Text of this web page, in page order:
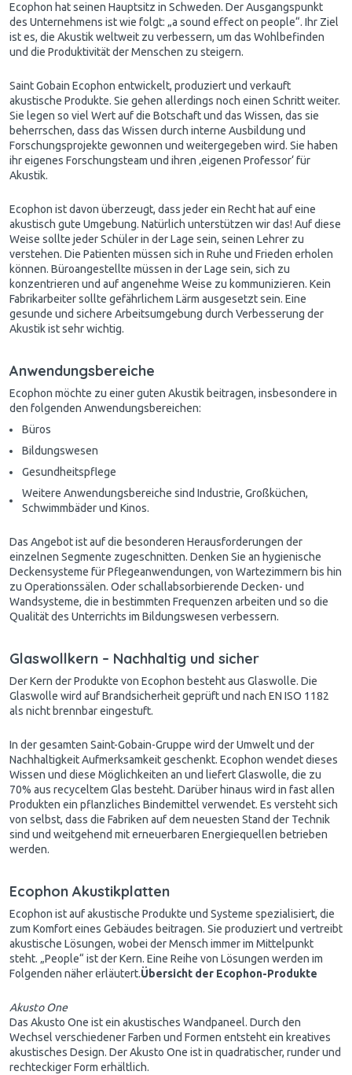
Ecophon hat seinen Hauptsitz in Schweden. Der Ausgangspunkt
des Unternehmens ist wie folgt: „a sound effect on people“. Ihr Ziel
ist es, die Akustik weltweit zu verbessern, um das Wohlbefinden
und die Produktivität der Menschen zu steigern.
Saint Gobain Ecophon entwickelt, produziert und verkauft
akustische Produkte. Sie gehen allerdings noch einen Schritt weiter.
Sie legen so viel Wert auf die Botschaft und das Wissen, das sie
beherrschen, dass das Wissen durch interne Ausbildung und
Forschungsprojekte gewonnen und weitergegeben wird. Sie haben
ihr eigenes Forschungsteam und ihren ‚eigenen Professor‘ für
Akustik.
Ecophon ist davon überzeugt, dass jeder ein Recht hat auf eine
akustisch gute Umgebung. Natürlich unterstützen wir das! Auf diese
Weise sollte jeder Schüler in der Lage sein, seinen Lehrer zu
verstehen. Die Patienten müssen sich in Ruhe und Frieden erholen
können. Büroangestellte müssen in der Lage sein, sich zu
konzentrieren und auf angenehme Weise zu kommunizieren. Kein
Fabrikarbeiter sollte gefährlichem Lärm ausgesetzt sein. Eine
gesunde und sichere Arbeitsumgebung durch Verbesserung der
Akustik ist sehr wichtig.
Anwendungsbereiche
Ecophon möchte zu einer guten Akustik beitragen, insbesondere in
den folgenden Anwendungsbereichen:
Büros
Bildungswesen
Gesundheitspflege
Weitere Anwendungsbereiche sind Industrie, Großküchen,
Schwimmbäder und Kinos.
Das Angebot ist auf die besonderen Herausforderungen der
einzelnen Segmente zugeschnitten. Denken Sie an hygienische
Deckensysteme für Pflegeanwendungen, von Wartezimmern bis hin
zu Operationssälen. Oder schallabsorbierende Decken- und
Wandsysteme, die in bestimmten Frequenzen arbeiten und so die
Qualität des Unterrichts im Bildungswesen verbessern.
Glaswollkern – Nachhaltig und sicher
Der Kern der Produkte von Ecophon besteht aus Glaswolle. Die
Glaswolle wird auf Brandsicherheit geprüft und nach EN ISO 1182
als nicht brennbar eingestuft.
In der gesamten Saint-Gobain-Gruppe wird der Umwelt und der
Nachhaltigkeit Aufmerksamkeit geschenkt. Ecophon wendet dieses
Wissen und diese Möglichkeiten an und liefert Glaswolle, die zu
70% aus recyceltem Glas besteht. Darüber hinaus wird in fast allen
Produkten ein pflanzliches Bindemittel verwendet. Es versteht sich
von selbst, dass die Fabriken auf dem neuesten Stand der Technik
sind und weitgehend mit erneuerbaren Energiequellen betrieben
werden.
Ecophon Akustikplatten
Ecophon ist auf akustische Produkte und Systeme spezialisiert, die
zum Komfort eines Gebäudes beitragen. Sie produziert und vertreibt
akustische Lösungen, wobei der Mensch immer im Mittelpunkt
steht. „People“ ist der Kern. Eine Reihe von Lösungen werden im
Folgenden näher erläutert.Übersicht der Ecophon-Produkte
Akusto One
Das Akusto One ist ein akustisches Wandpaneel. Durch den
Wechsel verschiedener Farben und Formen entsteht ein kreatives
akustisches Design. Der Akusto One ist in quadratischer, runder und
rechteckiger Form erhältlich.